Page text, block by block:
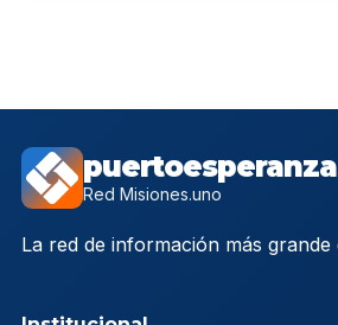
Red Misiones.uno
La red de información más grande